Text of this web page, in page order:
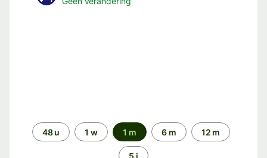
Periode48 u 1 w 1 m 6 m 12 m
5 j